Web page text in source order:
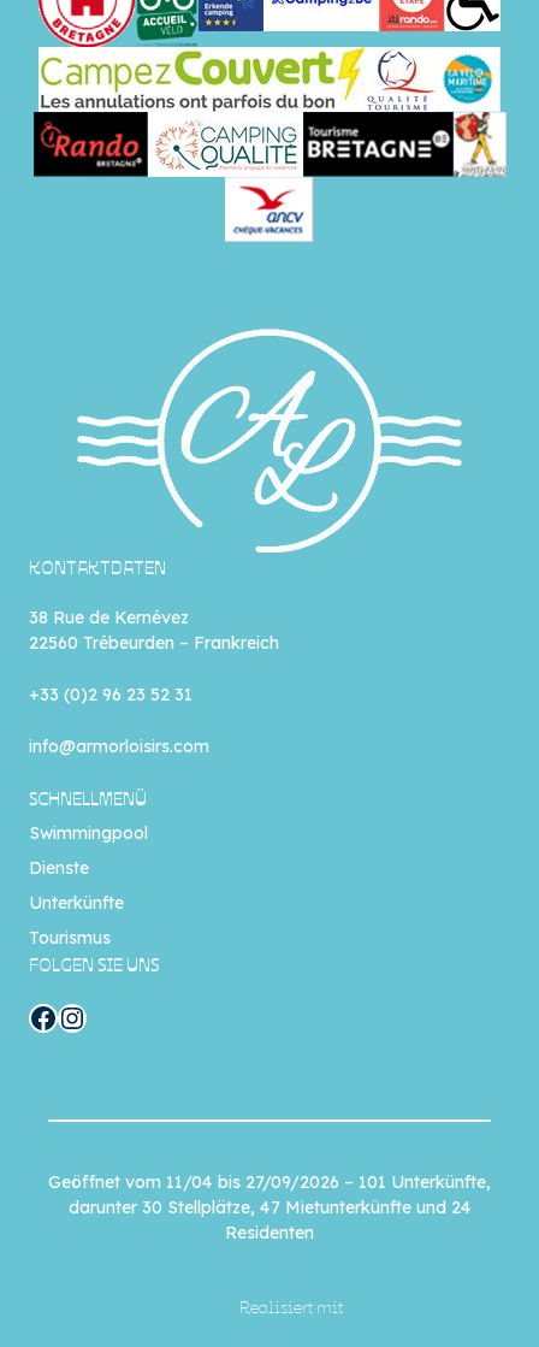
KONTAKTDATEN
38 Rue de Kernévez
22560 Trébeurden – Frankreich
+33 (0)2 96 23 52 31
info@armorloisirs.com
SCHNELLMENÜ
Swimmingpool
Dienste
Unterkünfte
Tourismus
FOLGEN SIE UNS
Facebook Instagram
Geöffnet vom 11/04 bis 27/09/2026 – 101 Unterkünfte,
darunter 30 Stellplätze, 47 Mietunterkünfte und 24
Residenten
Realisiert mit